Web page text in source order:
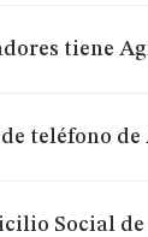
tiene
teléfono
Social